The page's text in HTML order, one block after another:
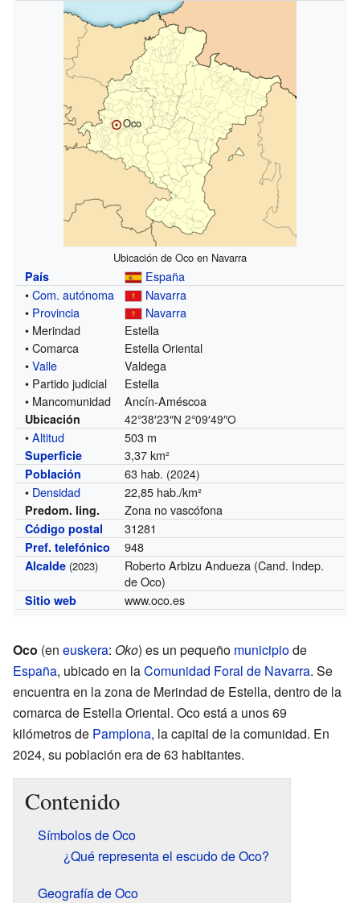
Oco
Ubicación de Oco en Navarra
País
España
•Com. autónoma
Navarra
• Provincia
Navarra
• Merindad
Estella
• Comarca
Estella Oriental
•Valle
Valdega
• Partido judicial
Estella
• Mancomunidad
Ancín-Améscoa
Ubicación 42°38′23″N 2°09′49″O
•Altitud 503 m
Superficie 3,37 km²
Población 63 hab. (2024)
• Densidad 22,85 hab./km²
Predom. ling. Zona no vascófona
Código postal 31281
Pref. telefónico 948
Alcalde (2023)
Roberto Arbizu Andueza (Cand. Indep.
de Oco)
Sitio web www.oco.es
Oco (en euskera: Oko) es un pequeño municipiode
España, ubicado en laComunidad Foral de Navarra. Se
encuentra en la zona de Merindad de Estella, dentro de la
comarca de Estella Oriental. Oco está a unos 69
kilómetros de Pamplona, la capital de la comunidad. En
2024, su población era de 63 habitantes.
Contenido
Símbolos de Oco
¿Qué representa el escudo de Oco?
Geografía de Oco